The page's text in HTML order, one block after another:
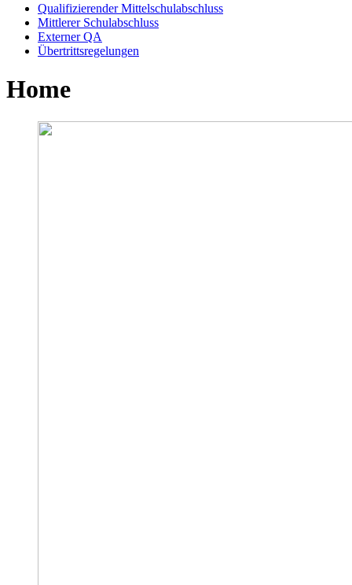
Qualifizierender Mittelschulabschluss
Mittlerer Schulabschluss
Externer QA
Übertrittsregelungen
Home